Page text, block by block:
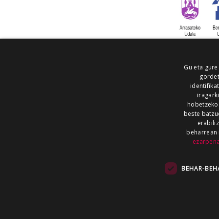
ALEA
NOAUA
Gu eta
hobetzeko.
beste
beharrean
BEHAR-